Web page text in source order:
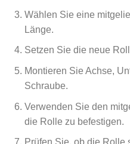
Wählen Sie eine
Länge.
Setzen Sie die neue
Montieren Sie Achse,
Schraube.
Verwenden Sie den
die Rolle zu befestigen.